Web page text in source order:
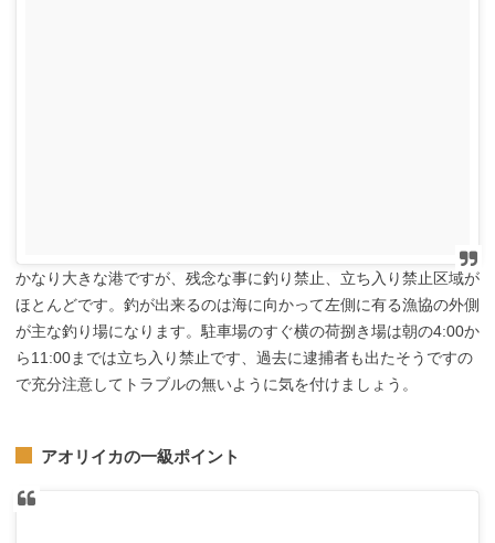
かなり大きな港ですが、残念な事に釣り禁止、立ち入り禁止区域が
ほとんどです。釣が出来るのは海に向かって左側に有る漁協の外側
が主な釣り場になります。駐車場のすぐ横の荷捌き場は朝の4:00か
ら11:00までは立ち入り禁止です、過去に逮捕者も出たそうですの
で充分注意してトラブルの無いように気を付けましょう。
アオリイカの一級ポイント